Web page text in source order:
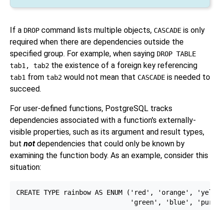
If a DROP command lists multiple objects, CASCADE is only
required when there are dependencies outside the
specified group. For example, when saying DROP TABLE
tab1, tab2 the existence of a foreign key referencing
tab1 from tab2 would not mean that CASCADE is needed to
succeed.
For user-defined functions, PostgreSQL tracks
dependencies associated with a function's externally-
visible properties, such as its argument and result types,
but notdependencies that could only be known by
examining the function body. As an example, consider this
situation:
CREATE TYPE rainbow AS ENUM ('red', 'orange',
'green', 'blue',